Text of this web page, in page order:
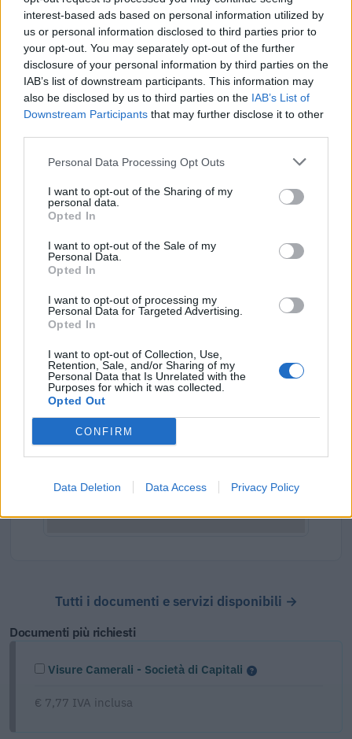
interest-based ads based on personal information utilized by
us or personal information disclosed to third parties prior to
your opt-out. You may separately opt-out of the further
disclosure of your personal information by third parties on the
IAB’s list of downstream participants. This information may
also be disclosed by us to third parties on the IAB’s List of
Downstream Participants that may further disclose it to other
Personal Data Processing Opt Outs
I want to opt-out of the Sharing of my
personal data.
Opted In
I want to opt-out of the Sale of my
Personal Data.
Opted In
I want to opt-out of processing my
Personal Data for Targeted Advertising.
Opted In
I want to opt-out of Collection, Use,
Retention, Sale, and/or Sharing of my
Personal Data that Is Unrelated with the
Purposes for which it was collected.
Opted Out
CONFIRM
Data Deletion Data Access Privacy Policy
mediana delle aziende dello stesso settore in Italia
(166.476 euro), calcolata su 3.370 imprese.
Elaborazione sui bilanci depositati (Registro Imprese). Mediana per
divisione ATECO a livello nazionale.
Dove si trova
Indirizzo:Via Roberto Di Ferro 86, 15122
Regione:Piemonte
Tutti i documenti e servizi disponibili →
Documenti più richiesti
Visure Camerali - Società di Capitali
€ 7,77 IVA inclusa